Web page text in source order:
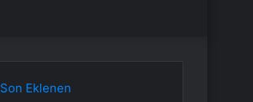
Son Eklenen